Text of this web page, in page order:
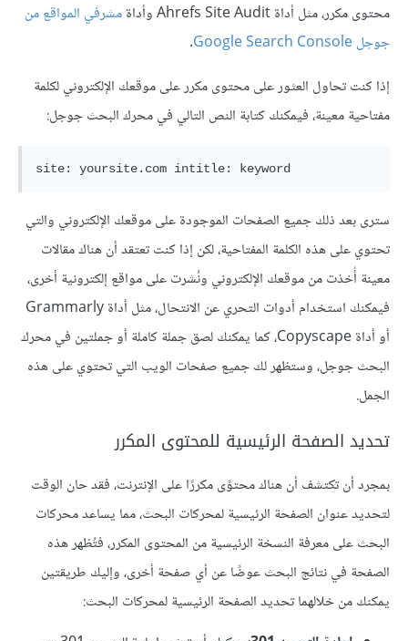
محتوى مكرر، مثل أداة Ahrefs Site Audit وأداة
مشرفي المواقع من
جوجل Google Search Console
.
إذا كنت تحاول العثور على محتوى مكرر على موقعك الإلكتروني لكلمة
مفتاحية معينة، فيمكنك كتابة النص التالي في محرك البحث جوجل:
سترى بعد ذلك جميع الصفحات الموجودة على موقعك الإلكتروني والتي
تحتوي على هذه الكلمة المفتاحية، لكن إذا كنت تعتقد أن هناك مقالات
معينة أُخذت من موقعك الإلكتروني ونُشرت على مواقع إلكترونية أخرى،
فيمكنك استخدام أدوات التحري عن الانتحال، مثل أداة Grammarly
أو أداة Copyscape، كما يمكنك لصق جملة كاملة أو جملتين في محرك
البحث جوجل، وستظهر لك جميع صفحات الويب التي تحتوي على هذه
الجمل.
تحديد الصفحة الرئيسية للمحتوى المكرر
بمجرد أن تكتشف أن هناك محتوًى مكررًا على الإنترنت، فقد حان الوقت
لتحديد عنوان الصفحة الرئيسية لمحركات البحث، مما يساعد محركات
البحث على معرفة النسخة الرئيسية من المحتوى المكرر، فتُظهر هذه
الصفحة في نتائج البحث عوضًا عن أي صفحة أخرى، وإليك طريقتين
يمكنك من خلالهما تحديد الصفحة الرئيسية لمحركات البحث: